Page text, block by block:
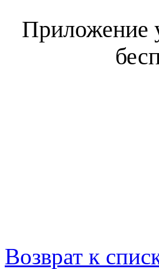
Приложение
Возврат к